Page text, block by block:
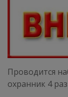
Проводится
охранник 4